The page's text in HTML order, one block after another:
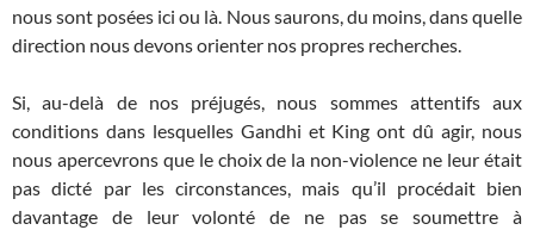
nous sont posées ici ou là. Nous saurons, du moins, dans quelle
direction nous devons orienter nos propres recherches.
Si, au-delà de nos préjugés, nous sommes attentifs aux
conditions dans lesquelles Gandhi et King ont dû agir, nous
nous apercevrons que le choix de la non-violence ne leur était
pas dicté par les circonstances, mais qu’il procédait bien
davantage de leur volonté de ne pas se soumettre à